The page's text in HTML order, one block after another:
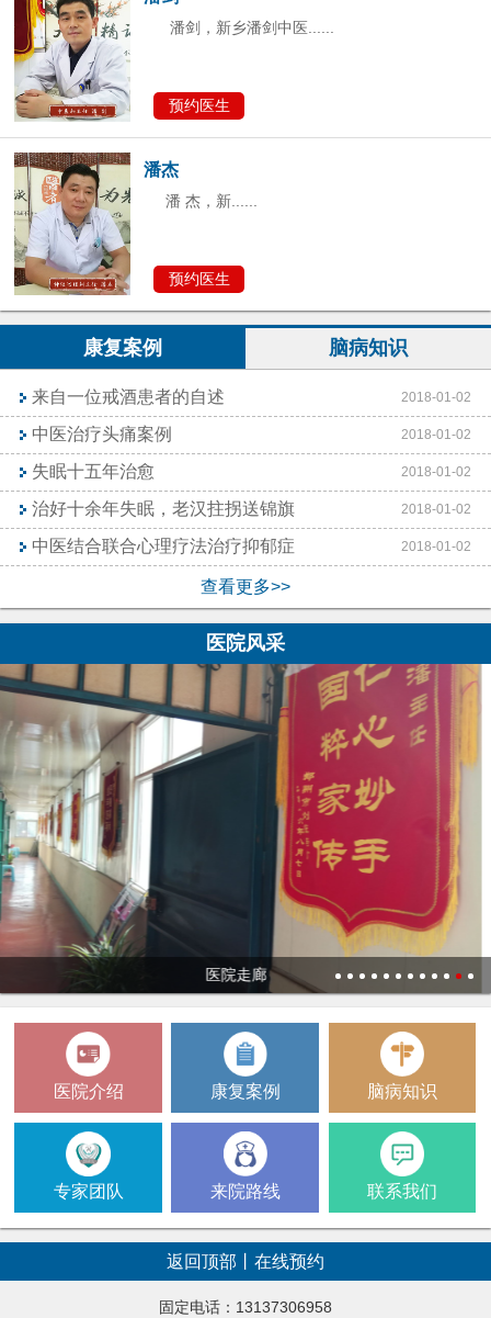
潘剑，新乡潘剑中医......
预约医生
潘杰
潘 杰，新......
预约医生
康复案例 脑病知识
来自一位戒酒患者的自述 2018-01-02
中医治疗头痛案例 2018-01-02
失眠十五年治愈 2018-01-02
治好十余年失眠，老汉拄拐送锦旗 2018-01-02
中医结合联合心理疗法治疗抑郁症 2018-01-02
查看更多>>
医院风采
1 2 3 4 5 6 7 8 9 101112
医院
医院介绍 康复案例 脑病知识
专家团队 来院路线 联系我们
返回顶部 在线预约
固定电话：13137306958